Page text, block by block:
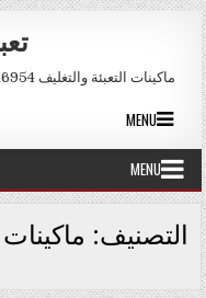
Skip to content
ماكينات التعبئة والتغليف 01211116954 – 01211116956 – 01211116958
MENU
MENU
التصنيف: